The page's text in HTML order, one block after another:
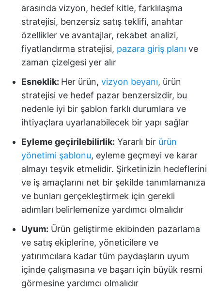
arasında vizyon, hedef kitle, farklılaşma
stratejisi, benzersiz satış teklifi, anahtar
özellikler ve avantajlar, rekabet analizi,
fiyatlandırma stratejisi, pazara giriş planı ve
zaman çizelgesi yer alır
Esneklik: Her ürün, vizyon beyanı, ürün
stratejisi ve hedef pazar benzersizdir, bu
nedenle iyi bir şablon farklı durumlara ve
ihtiyaçlara uyarlanabilecek bir yapı sağlar
Eyleme geçirilebilirlik: Yararlı bir ürün
yönetimi şablonu, eyleme geçmeyi ve karar
almayı teşvik etmelidir. Şirketinizin hedeflerini
ve iş amaçlarını net bir şekilde tanımlamanıza
ve bunları gerçekleştirmek için gerekli
adımları belirlemenize yardımcı olmalıdır
Uyum: Ürün geliştirme ekibinden pazarlama
ve satış ekiplerine, yöneticilere ve
yatırımcılara kadar tüm paydaşların uyum
içinde çalışmasına ve başarı için büyük resmi
görmesine yardımcı olmalıdır